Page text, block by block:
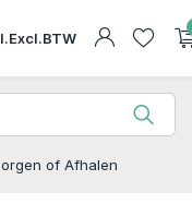
Excl.BTW
of Afhalen